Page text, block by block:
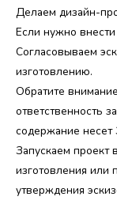
Делаем дизайн-
Если нужно
Согласовываем
изготовлению.
Обратите
ответственность
содержание несет
Запускаем проект
изготовления или
утверждения